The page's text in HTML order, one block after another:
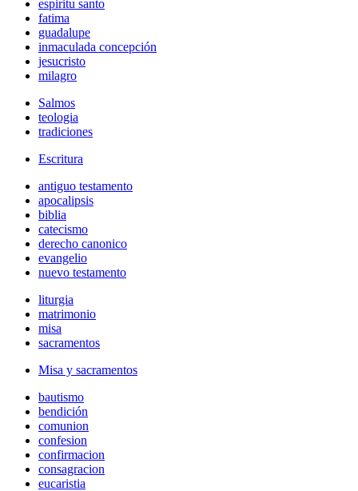
espiritu santo
fatima
guadalupe
inmaculada concepción
jesucristo
milagro
Salmos
teologia
tradiciones
Escritura
antiguo testamento
apocalipsis
biblia
catecismo
derecho canonico
evangelio
nuevo testamento
liturgia
matrimonio
misa
sacramentos
Misa y sacramentos
bautismo
bendición
comunion
confesion
confirmacion
consagracion
eucaristia